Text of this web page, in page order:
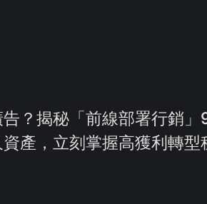
？揭秘「前線部署行銷」
產，立刻掌握高獲利轉型